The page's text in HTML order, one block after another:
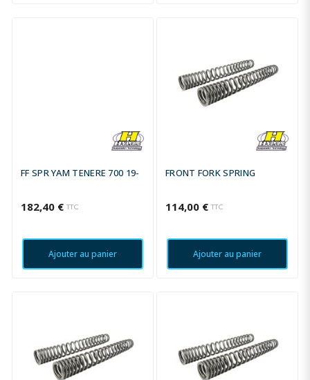
FF SPR YAM TENERE 700 19-
182,40 € TTC
Ajouter au panier
FRONT FORK SPRING
114,00 € TTC
Ajouter au panier